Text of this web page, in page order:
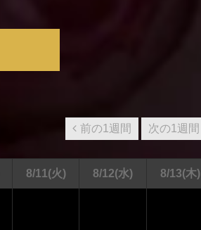
前の1週間 次の1週間
8/11(火) 8/12(水) 8/13(木)